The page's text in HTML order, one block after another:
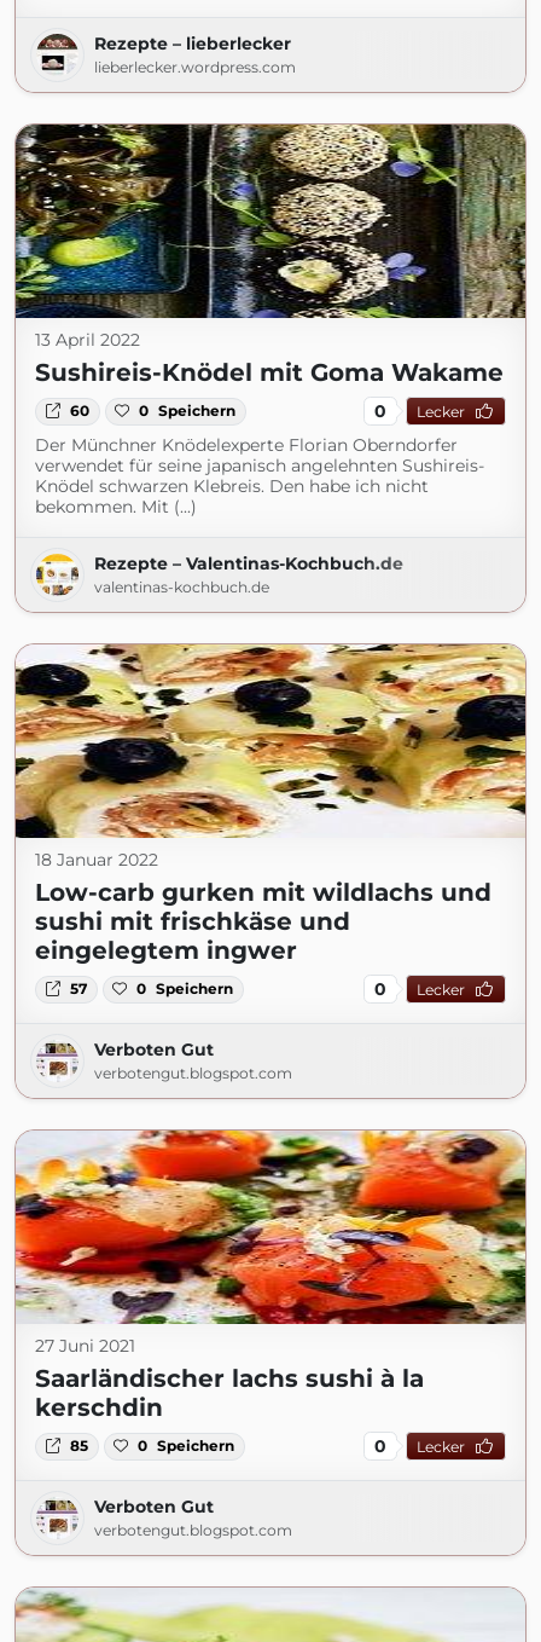
Rezepte – lieberlecker
lieberlecker.wordpress.com
13 April 2022
Sushireis-Knödel mit Goma Wakame
60 0 Speichern 0 Lecker
Der Münchner Knödelexperte Florian Oberndorfer
verwendet für seine japanisch angelehnten Sushireis-
Knödel schwarzen Klebreis. Den habe ich nicht
bekommen. Mit (...)
Rezepte – Valentinas-Kochbuch.de
valentinas-kochbuch.de
18 Januar 2022
Low-carb gurken mit wildlachs und
sushi mit frischkäse und
eingelegtem ingwer
57 0 Speichern 0 Lecker
Verboten Gut
verbotengut.blogspot.com
27 Juni 2021
Saarländischer lachs sushi à la
kerschdin
85 0 Speichern 0 Lecker
Verboten Gut
verbotengut.blogspot.com